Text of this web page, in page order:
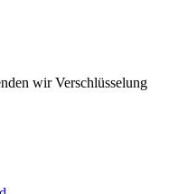
wir Verschlüsselung